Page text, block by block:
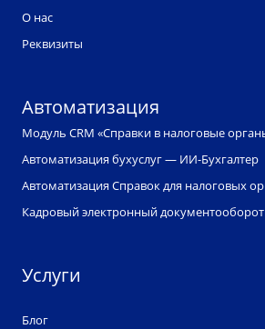
О нас
Реквизиты
Автоматизация
Модуль CRM «Справки в налоговые
Автоматизация бухуслуг — ИИ-Бухгалтер
Автоматизация Справок для налоговых
Кадровый электронный документооборот
Услуги
Блог